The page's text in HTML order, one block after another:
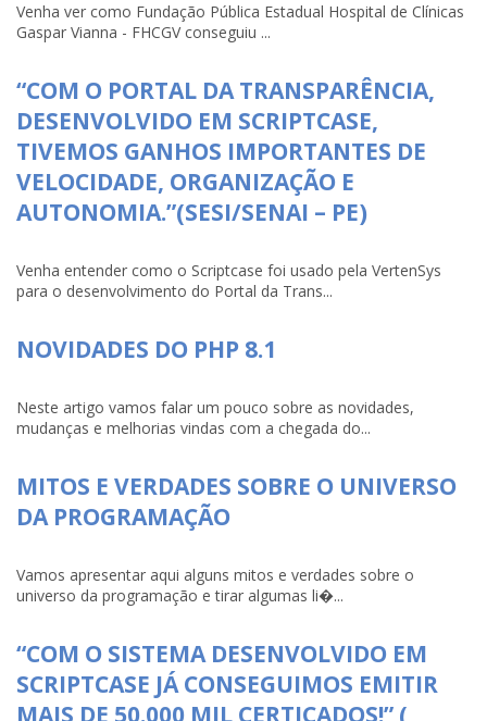
Venha ver como Fundação Pública Estadual Hospital de Clínicas
Gaspar Vianna - FHCGV conseguiu ...
“COM O PORTAL DA TRANSPARÊNCIA,
DESENVOLVIDO EM SCRIPTCASE,
TIVEMOS GANHOS IMPORTANTES DE
VELOCIDADE, ORGANIZAÇÃO E
AUTONOMIA.”(SESI/SENAI – PE)
Venha entender como o Scriptcase foi usado pela VertenSys
para o desenvolvimento do Portal da Trans...
NOVIDADES DO PHP 8.1
Neste artigo vamos falar um pouco sobre as novidades,
mudanças e melhorias vindas com a chegada do...
MITOS E VERDADES SOBRE O UNIVERSO
DA PROGRAMAÇÃO
Vamos apresentar aqui alguns mitos e verdades sobre o
universo da programação e tirar algumas li�...
“COM O SISTEMA DESENVOLVIDO EM
SCRIPTCASE JÁ CONSEGUIMOS EMITIR
MAIS DE 50.000 MIL CERTICADOS!” (